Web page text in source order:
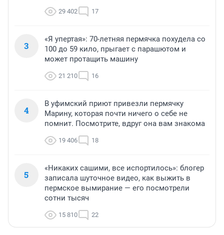
29 402 17
3
«Я упертая»: 70-летняя пермячка похудела со
100 до 59 кило, прыгает с парашютом и
может протащить машину
21 210 16
4
В уфимский приют привезли пермячку
Марину, которая почти ничего о себе не
помнит. Посмотрите, вдруг она вам знакома
19 406 18
5
«Никаких сашими, все испортилось»: блогер
записала шуточное видео, как выжить в
пермское вымирание — его посмотрели
сотни тысяч
15 810 22